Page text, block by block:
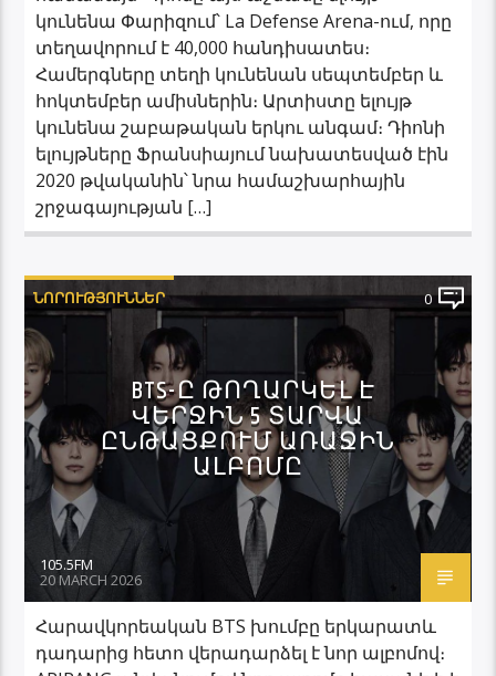
կունենա Փարիզում՝ La Defense Arena-ում, որը
տեղավորում է 40,000 հանդիսատես։
Համերգները տեղի կունենան սեպտեմբեր և
հոկտեմբեր ամիսներին։ Արտիստը ելույթ
կունենա շաբաթական երկու անգամ։ Դիոնի
ելույթները Ֆրանսիայում նախատեսված էին
2020 թվականին՝ նրա համաշխարհային
շրջագայության […]
ՆՈՐՈՒԹՅՈՒՆՆԵՐ 0
BTS-Ը ԹՈՂԱՐԿԵԼ Է
ՎԵՐՋԻՆ 5 ՏԱՐՎԱ
ԸՆԹԱՑՔՈՒՄ ԱՌԱՋԻՆ
ԱԼԲՈՄԸ
105.5FM
20 MARCH 2026
Հարավկորեական BTS խումբը երկարատև
դադարից հետո վերադարձել է նոր ալբոմով։